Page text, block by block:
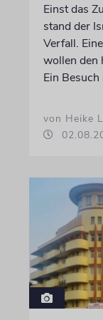
Einst das
stand der
Verfall.
wollen den
Ein
von Heike